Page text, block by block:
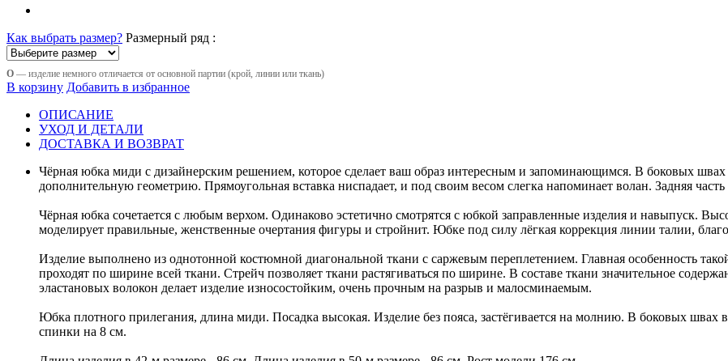
Как выбрать размер? Размерный ряд :
О — изделие немного отличается от основной партии (крой, линии или ткань)
В корзину Добавить в избранное
ОПИСАНИЕ
УХОД И ДЕТАЛИ
ДОСТАВКА И ВОЗВРАТ
Чёрная юбка миди с дизайнерским решением, которое сделает ваш образ интересным и запоминающимся. В боковых
дополнительную геометрию. Прямоугольная вставка ниспадает, и под своим весом слегка напоминает волан. Задняя
Чёрная юбка сочетается с любым верхом. Одинаково эстетично смотрятся с юбкой заправленные изделия и навыпуск.
моделирует правильные, женственные очертания фигуры и стройнит. Юбке под силу лёгкая коррекция линии талии,
Изделие выполнено из однотонной костюмной диагональной ткани с саржевым переплетением. Главная особенность
проходят по ширине всей ткани. Стрейч позволяет ткани растягиваться по ширине. В составе ткани значительное
эластановых волокон делает изделие износостойким, очень прочным на разрыв и малосминаемым.
Юбка плотного прилегания, длина миди. Посадка высокая. Изделие без пояса, застёгивается на молнию. В боковых
спинки на 8 см.